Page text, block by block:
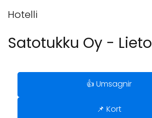
Hotelli
Satotukku Oy - Lieto
👍 Umsagnir
📌 Kort